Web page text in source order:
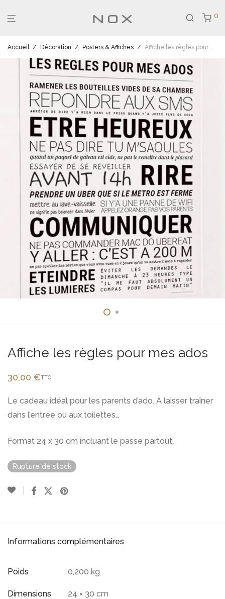
0
Accueil / Décoration / Posters & Affiches / Affiche les règles pour mes ados
Affiche les règles pour mes ados
30,00 €TTC
Le cadeau idéal pour les parents d’ado. A laisser traîner
dans l’entrée ou aux toilettes…
Format 24 x 30 cm incluant le passe partout.
Rupture de stock
Informations complémentaires
Poids 0,200 kg
Dimensions 24 × 30 cm